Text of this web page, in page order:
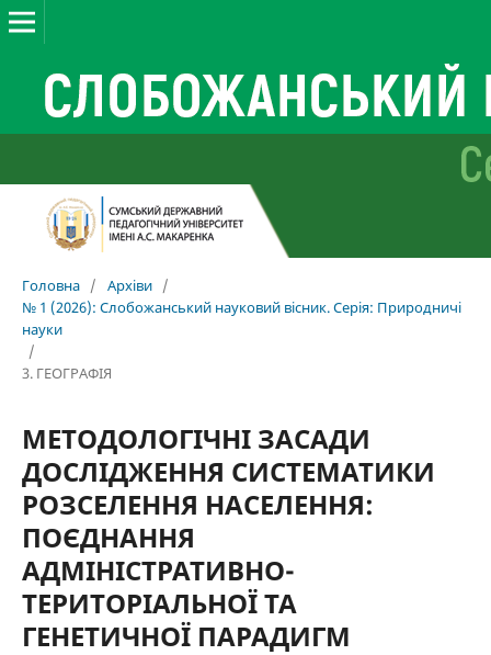
Головна / Архіви /
№ 1 (2026): Слобожанський науковий вісник. Серія: Природничі
науки
/
3. ГЕОГРАФІЯ
МЕТОДОЛОГІЧНІ ЗАСАДИ
ДОСЛІДЖЕННЯ СИСТЕМАТИКИ
РОЗСЕЛЕННЯ НАСЕЛЕННЯ:
ПОЄДНАННЯ
АДМІНІСТРАТИВНО-
ТЕРИТОРІАЛЬНОЇ ТА
ГЕНЕТИЧНОЇ ПАРАДИГМ